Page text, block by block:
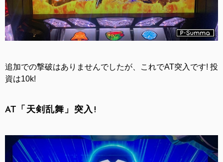
追加での撃破はありませんでしたが、これでAT突入です! 投
資は10k!
AT「天剣乱舞」突入!